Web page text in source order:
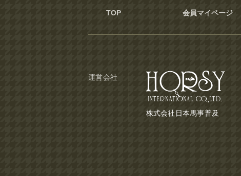
TOP 会員マイページ
運営会社
株式会社日本馬事普及